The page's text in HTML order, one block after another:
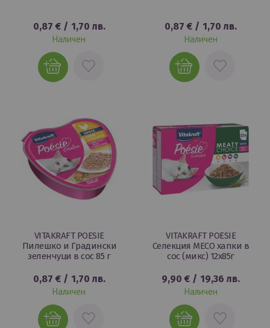
0,87 €/ 1,70 лв.
Наличен
ДОБАВИ
0,87 € / 1,70 лв.
Наличен
ДОБАВИ
VITAKRAFT POESIE
Пилешко и Градински
зеленчуци в сос 85 г
0,87 €/ 1,70 лв.
Наличен
ДОБАВИ
VITAKRAFT POESIE
Селекция МЕСО хапки в
сос (микс) 12x85г
9,90 € / 19,36 лв.
Наличен
ДОБАВИ